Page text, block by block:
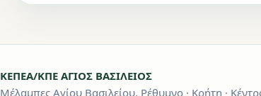
ΚΕΠΕΑ/ΚΠΕ ΑΓΙΟΣ ΒΑΣΙΛΕΙΟΣ
Μέλαμπες Αγίου Βασιλείου, Ρέθυμνο · Κρήτη ·